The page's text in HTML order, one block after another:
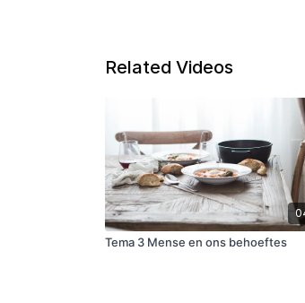
Related Videos
Tema 3 Mense en ons behoeftes